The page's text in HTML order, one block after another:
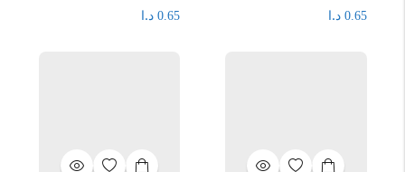
0.65 د.ا
0.65 د.ا